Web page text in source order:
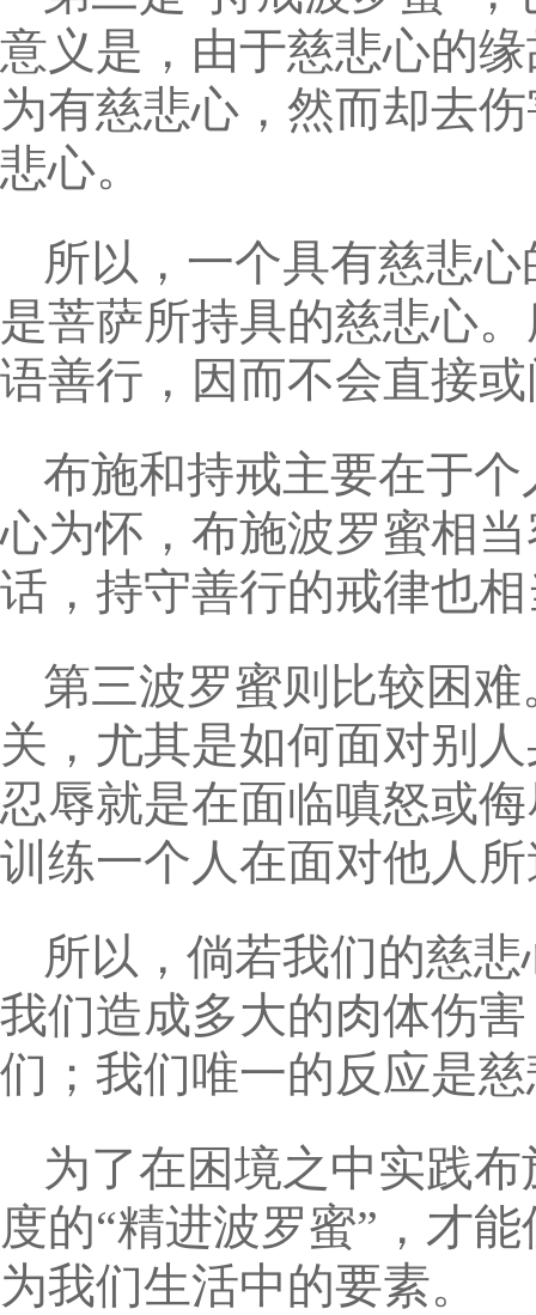
意义是，由于慈悲心的
为有慈悲心，然而却去
悲心。
所以，一个具有慈悲
是菩萨所持具的慈悲心
语善行，因而不会直接
布施和持戒主要在于
心为怀，布施波罗蜜相
话，持守善行的戒律也
第三波罗蜜则比较困
关，尤其是如何面对别
忍辱就是在面临嗔怒或
训练一个人在面对他人
所以，倘若我们的慈
我们造成多大的肉体伤
们；我们唯一的反应是
为了在困境之中实践
度的“精进波罗蜜”，才
为我们生活中的要素。